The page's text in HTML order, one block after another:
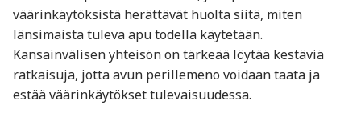
väärinkäytöksistä herättävät huolta siitä, miten
länsimaista tuleva apu todella käytetään.
Kansainvälisen yhteisön on tärkeää löytää kestäviä
ratkaisuja, jotta avun perillemeno voidaan taata ja
estää väärinkäytökset tulevaisuudessa.